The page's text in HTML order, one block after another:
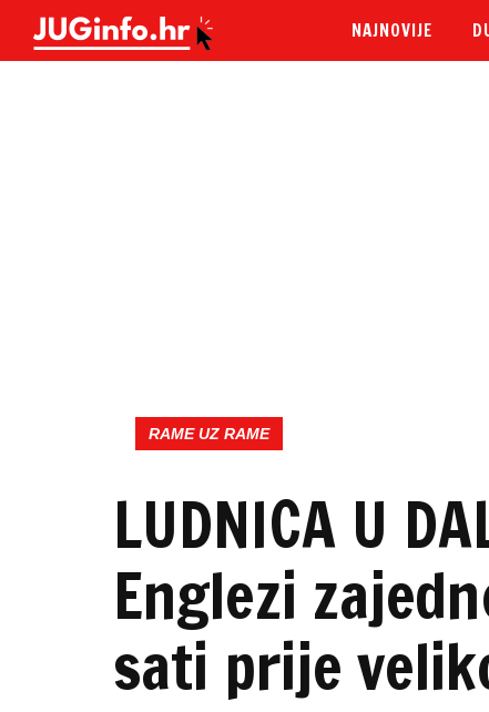
NAJNOVIJE
RAME UZ RAME
LUDNICA U
Englezi
sati prije